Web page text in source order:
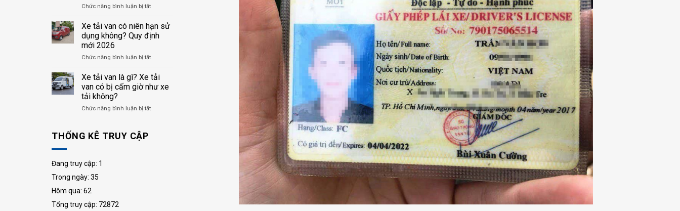
VỮNG
3chỗ
NN
minibus
chỗ
Chức năng bình luận bị tắtở
Tây
Đô
chính
khởi
chuỗi
trải
nghiệm
Minibus
Xe tải van có niên hạn sử
dụng không? Quy định
mới 2026
Chức năng bình luận bị tắtở
tải
van
có
hạn
Xe tải van là gì? Xe tải
van có bị cấm giờ như xe
tải không?
Chức năng bình luận bị tắtở
THỐNG KÊ TRUY CẬP
Đang truy cập: 1
Trong ngày: 35
Hôm qua: 62
Tổng truy cập: 72872